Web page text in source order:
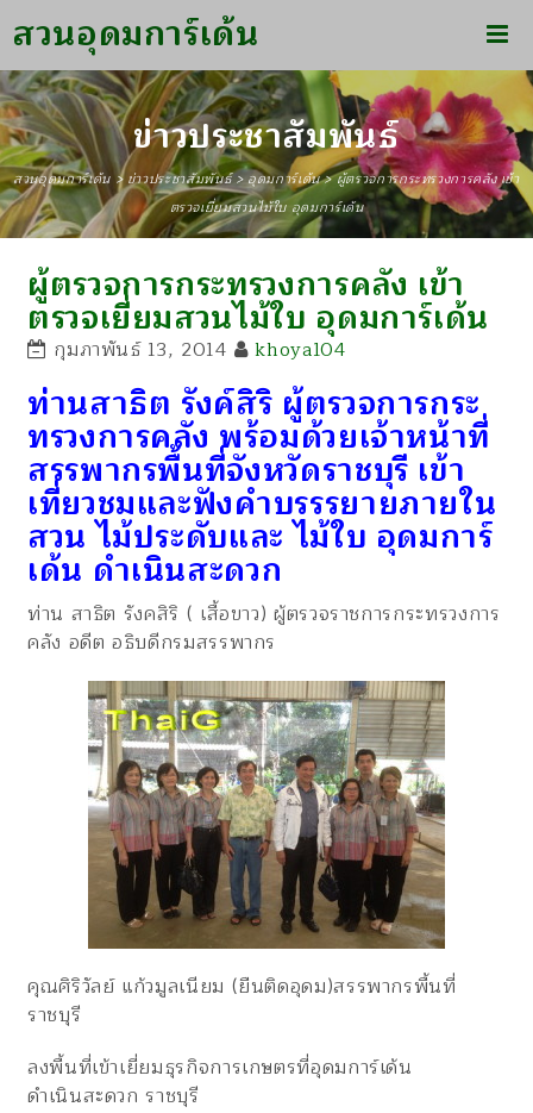
สวนอุดมการ์เด้น
ข่าวประชาสัมพันธ์
สวนอุดมการ์เด้น>ข่าวประชาสัมพันธ์>อุดมการ์เด้น>ผู้ตรวจการกระทรวงการคลัง เข้า
ตรวจเยี่ยมสวนไม้ใบ อุดมการ์เด้น
ผู้ตรวจการกระทรวงการคลัง เข้า
ตรวจเยี่ยมสวนไม้ใบ อุดมการ์เด้น
กุมภาพันธ์ 13, 2014 khoya104
ท่านสาธิต รังค์สิริ ผู้ตรวจการกระ
ทรวงการคลัง พร้อมด้วยเจ้าหน้าที่
สรรพากรพื้นที่จังหวัดราชบุรี เข้า
เที่ยวชมและฟังคำบรรรยายภายใน
สวน ไม้ประดับและ ไม้ใบ อุดมการ์
เด้น ดำเนินสะดวก
ท่าน สาธิต รังคสิริ ( เสื้อขาว) ผู้ตรวจราชการกระทรวงการ
คลัง อดีต อธิบดีกรมสรรพากร
คุณศิริวัลย์ แก้วมูลเนียม (ยืนติดอุดม)สรรพากรพื้นที่
ราชบุรี
ลงพื้นที่เข้าเยี่ยมธุรกิจการเกษตรที่อุดมการ์เด้น
ดำเนินสะดวก ราชบุรี